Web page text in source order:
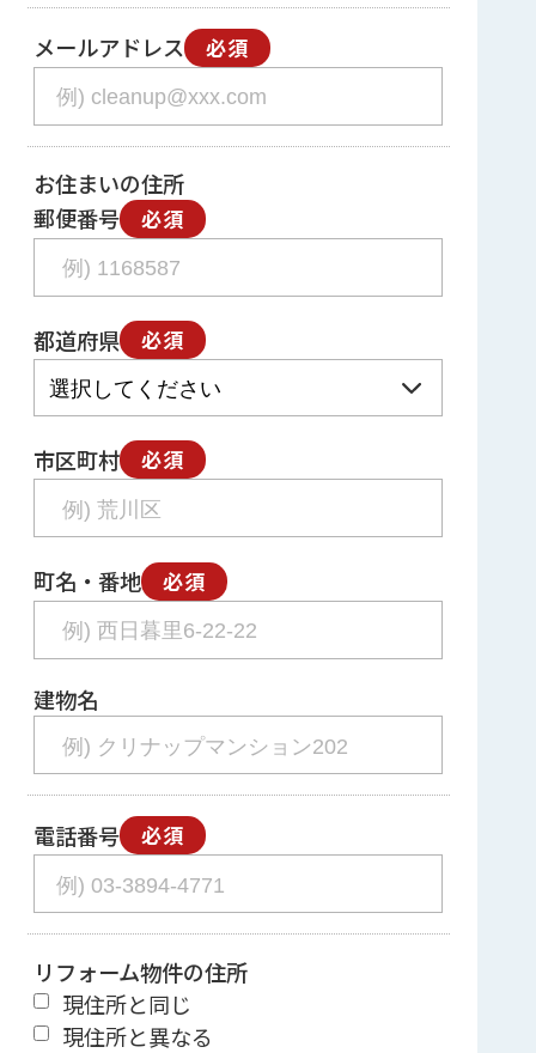
メールアドレス 必須
お住まいの住所
郵便番号
必須
都道府県 必須
市区町村 必須
町名・番地 必須
建物名
電話番号 必須
リフォーム物件の住所
現住所と同じ
現住所と異なる